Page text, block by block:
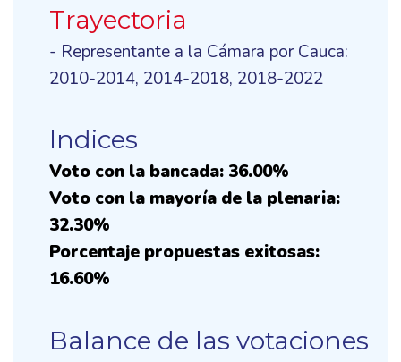
Trayectoria
- Representante a la Cámara por Cauca:
2010-2014, 2014-2018, 2018-2022
Indices
Voto con la bancada: 36.00%
Voto con la mayoría de la plenaria:
32.30%
Porcentaje propuestas exitosas:
16.60%
Balance de las votaciones